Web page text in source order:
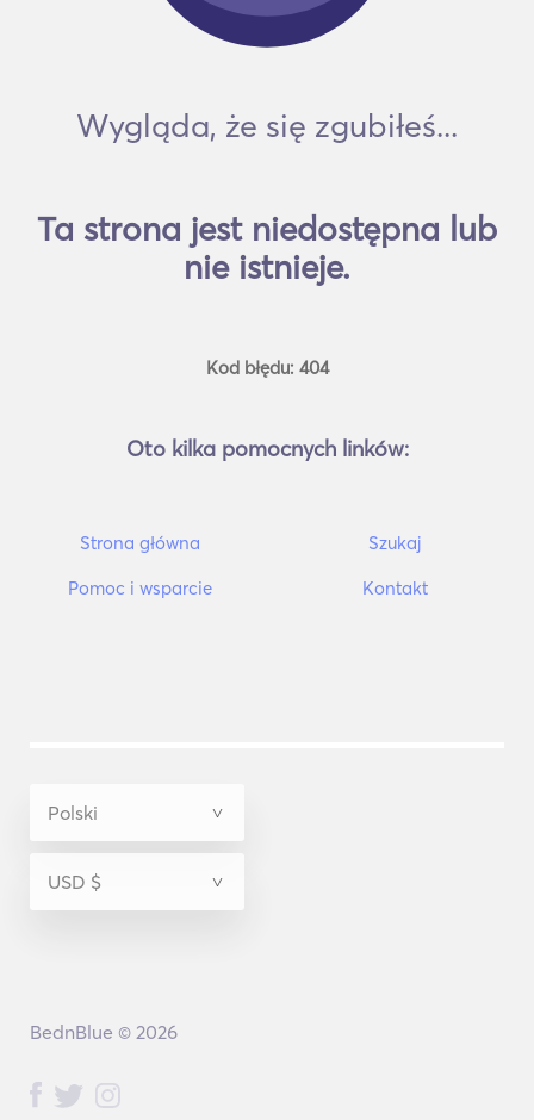
Wygląda, że się zgubiłeś...
Ta strona jest niedostępna lub
nie istnieje.
Kod błędu: 404
Oto kilka pomocnych linków:
Strona główna Szukaj
Pomoc i wsparcie Kontakt
BednBlue © 2026